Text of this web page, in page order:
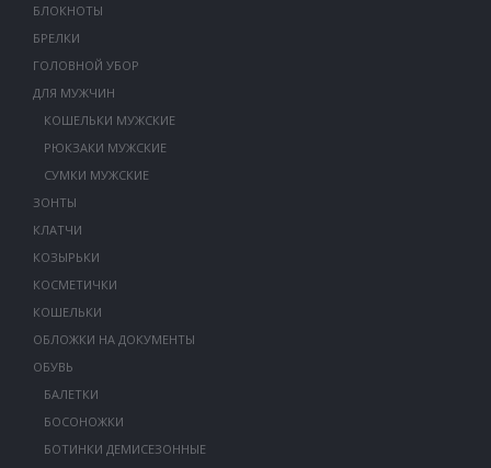
БЛОКНОТЫ
БРЕЛКИ
ГОЛОВНОЙ УБОР
ДЛЯ МУЖЧИН
КОШЕЛЬКИ МУЖСКИЕ
РЮКЗАКИ МУЖСКИЕ
СУМКИ МУЖСКИЕ
ЗОНТЫ
КЛАТЧИ
КОЗЫРЬКИ
КОСМЕТИЧКИ
КОШЕЛЬКИ
ОБЛОЖКИ НА ДОКУМЕНТЫ
ОБУВЬ
БАЛЕТКИ
БОСОНОЖКИ
БОТИНКИ ДЕМИСЕЗОННЫЕ